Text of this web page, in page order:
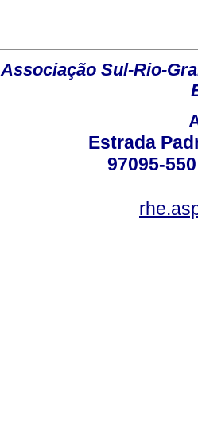
Associação Sul-Rio-
Estrada
97095-